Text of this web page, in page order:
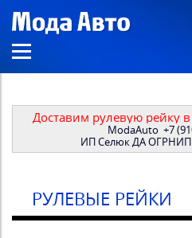
Доставим рулевую рейку
ModaAuto +7
ИП Селюк ДА ОГРНИП
РУЛЕВЫЕ РЕЙКИ